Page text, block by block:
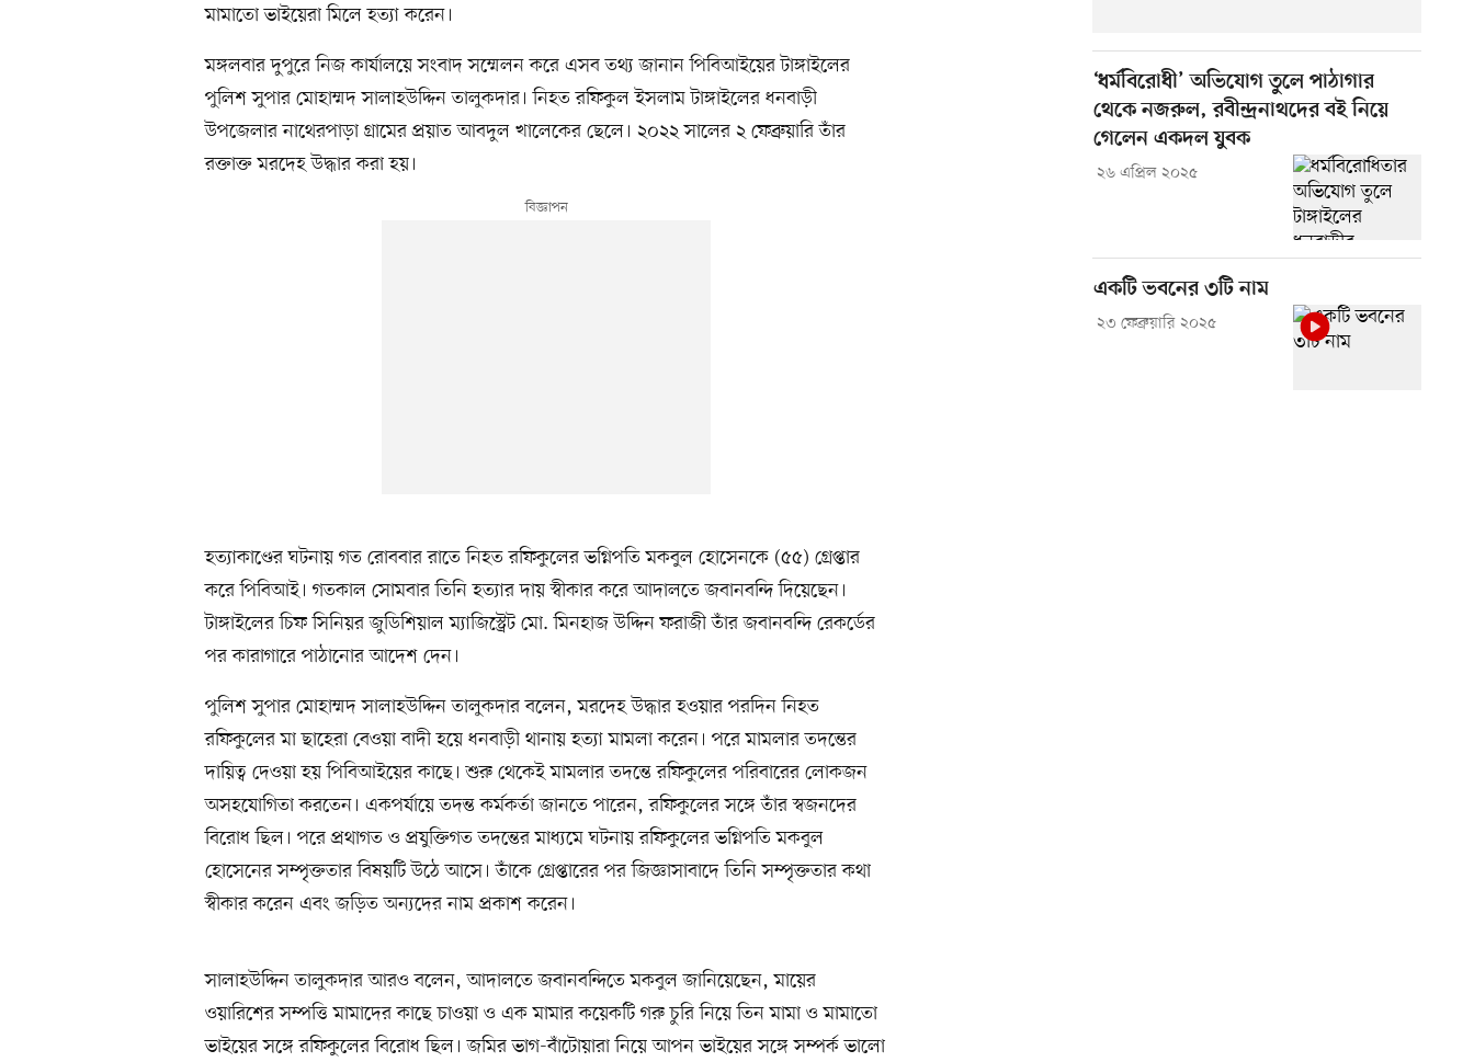
মামাতো ভাইয়েরা মিলে হত্যা করেন।
মঙ্গলবার দুপুরে নিজ কার্যালয়ে সংবাদ সম্মেলন করে এসব তথ্য জানান পিবিআইয়ের টাঙ্গাইলের
পুলিশ সুপার মোহাম্মদ সালাহউদ্দিন তালুকদার। নিহত রফিকুল ইসলাম টাঙ্গাইলের ধনবাড়ী
উপজেলার নাথেরপাড়া গ্রামের প্রয়াত আবদুল খালেকের ছেলে। ২০২২ সালের ২ ফেব্রুয়ারি তাঁর
রক্তাক্ত মরদেহ উদ্ধার করা হয়।
হত্যাকাণ্ডের ঘটনায় গত রোববার রাতে নিহত রফিকুলের ভগ্নিপতি মকবুল হোসেনকে (৫৫) গ্রেপ্তার
করে পিবিআই। গতকাল সোমবার তিনি হত্যার দায় স্বীকার করে আদালতে জবানবন্দি দিয়েছেন।
টাঙ্গাইলের চিফ সিনিয়র জুডিশিয়াল ম্যাজিস্ট্রেট মো. মিনহাজ উদ্দিন ফরাজী তাঁর জবানবন্দি রেকর্ডের
পর কারাগারে পাঠানোর আদেশ দেন।
পুলিশ সুপার মোহাম্মদ সালাহউদ্দিন তালুকদার বলেন, মরদেহ উদ্ধার হওয়ার পরদিন নিহত
রফিকুলের মা ছাহেরা বেওয়া বাদী হয়ে ধনবাড়ী থানায় হত্যা মামলা করেন। পরে মামলার তদন্তের
দায়িত্ব দেওয়া হয় পিবিআইয়ের কাছে। শুরু থেকেই মামলার তদন্তে রফিকুলের পরিবারের লোকজন
অসহযোগিতা করতেন। একপর্যায়ে তদন্ত কর্মকর্তা জানতে পারেন, রফিকুলের সঙ্গে তাঁর স্বজনদের
বিরোধ ছিল। পরে প্রথাগত ও প্রযুক্তিগত তদন্তের মাধ্যমে ঘটনায় রফিকুলের ভগ্নিপতি মকবুল
হোসেনের সম্পৃক্ততার বিষয়টি উঠে আসে। তাঁকে গ্রেপ্তারের পর জিজ্ঞাসাবাদে তিনি সম্পৃক্ততার কথা
স্বীকার করেন এবং জড়িত অন্যদের নাম প্রকাশ করেন।
সালাহউদ্দিন তালুকদার আরও বলেন, আদালতে জবানবন্দিতে মকবুল জানিয়েছেন, মায়ের
ওয়ারিশের সম্পত্তি মামাদের কাছে চাওয়া ও এক মামার কয়েকটি গরু চুরি নিয়ে তিন মামা ও মামাতো
ভাইয়ের সঙ্গে রফিকুলের বিরোধ ছিল। জমির ভাগ-বাঁটোয়ারা নিয়ে আপন ভাইয়ের সঙ্গে সম্পর্ক ভালো
‘ধর্মবিরোধী’ অভিযোগ তুলে পাঠাগার
থেকে নজরুল, রবীন্দ্রনাথদের বই নিয়ে
গেলেন একদল যুবক
২৬ এপ্রিল ২০২৫
একটি ভবনের ৩টি নাম
২৩ ফেব্রুয়ারি ২০২৫